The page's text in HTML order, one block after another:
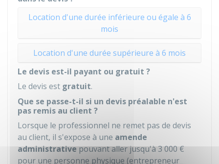
Location d'une durée inférieure ou égale à 6
mois
Location d'une durée supérieure à 6 mois
Le devis est-il payant ou gratuit ?
Le devis est gratuit.
Que se passe-t-il si un devis préalable n'est
pas remis au client ?
Lorsque le professionnel ne remet pas de devis
au client, il s'expose à une amende
administrativepouvant aller jusqu'à3 000 €
pour une personne physique (entrepreneur